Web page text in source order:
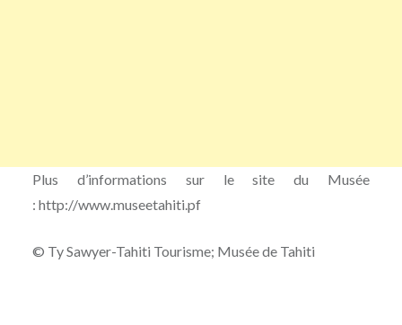
Plus d’informations sur le site du Musée
: http://www.museetahiti.pf
© Ty Sawyer-Tahiti Tourisme; Musée de Tahiti